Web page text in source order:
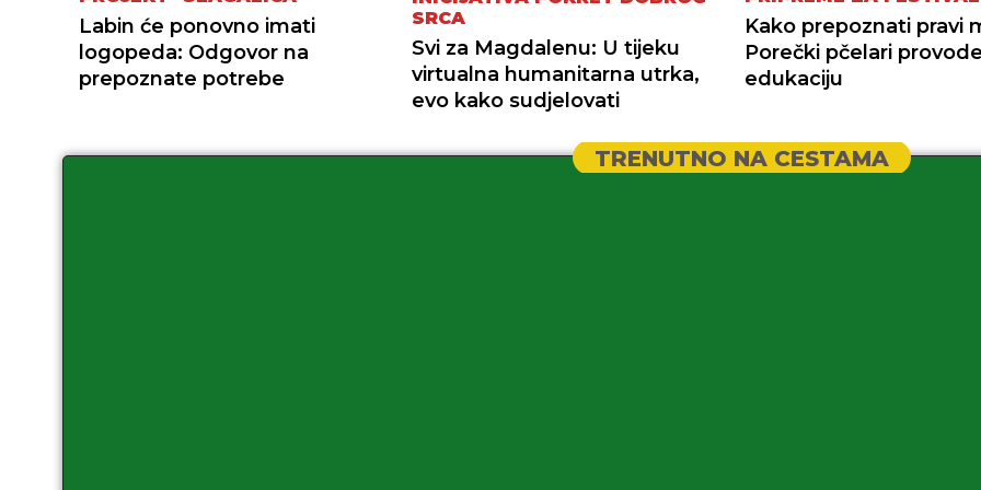
Labin će ponovno imati
logopeda: Odgovor na
prepoznate potrebe
SRCA
Svi za Magdalenu: U tijeku
virtualna humanitarna utrka,
evo kako sudjelovati
Kako prepoznati pravi
Porečki pčelari provode
edukaciju
TRENUTNO NA CESTAMA